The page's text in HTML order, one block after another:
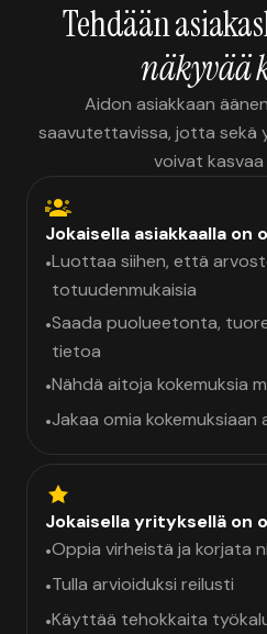
Tehdään
näkyvää
Aidon asiakkaan
saavutettavissa, jotta
voivat
Jokaisella asiakkaalla on
•Luottaa siihen, että
totuudenmukaisia
•Saada puolueetonta,
tietoa
•Nähdä aitoja kokemuksia
•Jakaa omia
Jokaisella yrityksellä on
•Oppia virheistä ja korjata
•Tulla arvioiduksi reilusti
•Käyttää tehokkaita